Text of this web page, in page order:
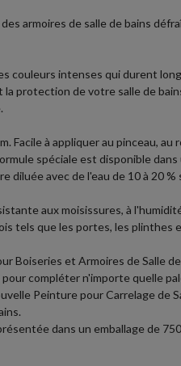
armoires de salle de bains
couleurs intenses qui durent
protection de votre salle de
à appliquer au pinceau,
spéciale est disponible
avec de l'eau de 10 à 20
aux moisissures, à
tels que les portes, les plinthes
et Armoires de Salle
compléter n'importe quelle
Peinture pour Carrelage de
dans un emballage de